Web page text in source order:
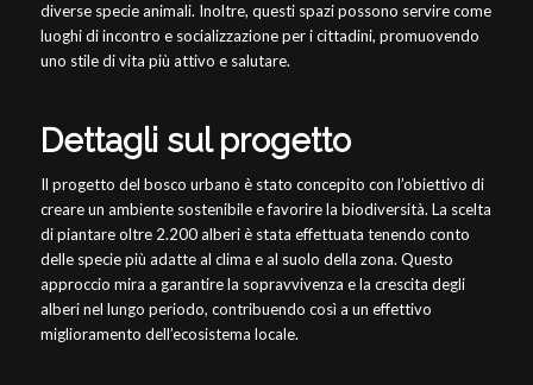
diverse specie animali. Inoltre, questi spazi possono servire come
luoghi di incontro e socializzazione per i cittadini, promuovendo
uno stile di vita più attivo e salutare.
Dettagli sul progetto
Il progetto del bosco urbano è stato concepito con l’obiettivo di
creare un ambiente sostenibile e favorire la biodiversità. La scelta
di piantare oltre 2.200 alberi è stata effettuata tenendo conto
delle specie più adatte al clima e al suolo della zona. Questo
approccio mira a garantire la sopravvivenza e la crescita degli
alberi nel lungo periodo, contribuendo così a un effettivo
miglioramento dell’ecosistema locale.